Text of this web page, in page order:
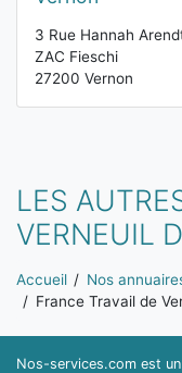
3 Rue Hannah
ZAC Fieschi
27200 Vernon
LES
VERNEUIL
Vous êtes ici:
Accueil Nos
France Travail de
Nos-services.com est